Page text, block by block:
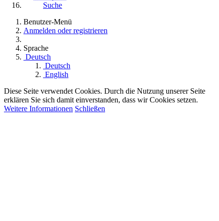
Suche
Benutzer-Menü
Anmelden oder registrieren
Sprache
Deutsch
Deutsch
English
Diese Seite verwendet Cookies. Durch die Nutzung unserer Seite
erklären Sie sich damit einverstanden, dass wir Cookies setzen.
Weitere Informationen Schließen